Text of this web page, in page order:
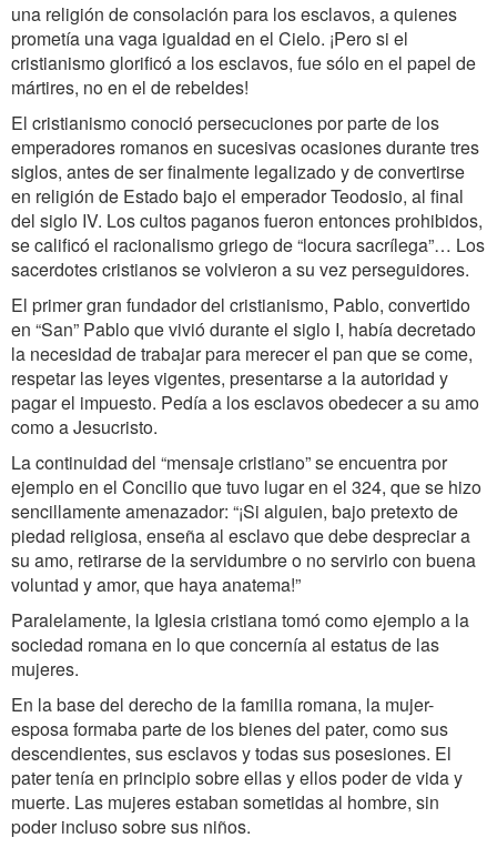
una religión de consolación para los esclavos, a quienes
prometía una vaga igualdad en el Cielo. ¡Pero si el
cristianismo glorificó a los esclavos, fue sólo en el papel de
mártires, no en el de rebeldes!
El cristianismo conoció persecuciones por parte de los
emperadores romanos en sucesivas ocasiones durante tres
siglos, antes de ser finalmente legalizado y de convertirse
en religión de Estado bajo el emperador Teodosio, al final
del siglo IV. Los cultos paganos fueron entonces prohibidos,
se calificó el racionalismo griego de “locura sacrílega”… Los
sacerdotes cristianos se volvieron a su vez perseguidores.
El primer gran fundador del cristianismo, Pablo, convertido
en “San” Pablo que vivió durante el siglo I, había decretado
la necesidad de trabajar para merecer el pan que se come,
respetar las leyes vigentes, presentarse a la autoridad y
pagar el impuesto. Pedía a los esclavos obedecer a su amo
como a Jesucristo.
La continuidad del “mensaje cristiano” se encuentra por
ejemplo en el Concilio que tuvo lugar en el 324, que se hizo
sencillamente amenazador: “¡Si alguien, bajo pretexto de
piedad religiosa, enseña al esclavo que debe despreciar a
su amo, retirarse de la servidumbre o no servirlo con buena
voluntad y amor, que haya anatema!”
Paralelamente, la Iglesia cristiana tomó como ejemplo a la
sociedad romana en lo que concernía al estatus de las
mujeres.
En la base del derecho de la familia romana, la mujer-
esposa formaba parte de los bienes del pater, como sus
descendientes, sus esclavos y todas sus posesiones. El
pater tenía en principio sobre ellas y ellos poder de vida y
muerte. Las mujeres estaban sometidas al hombre, sin
poder incluso sobre sus niños.